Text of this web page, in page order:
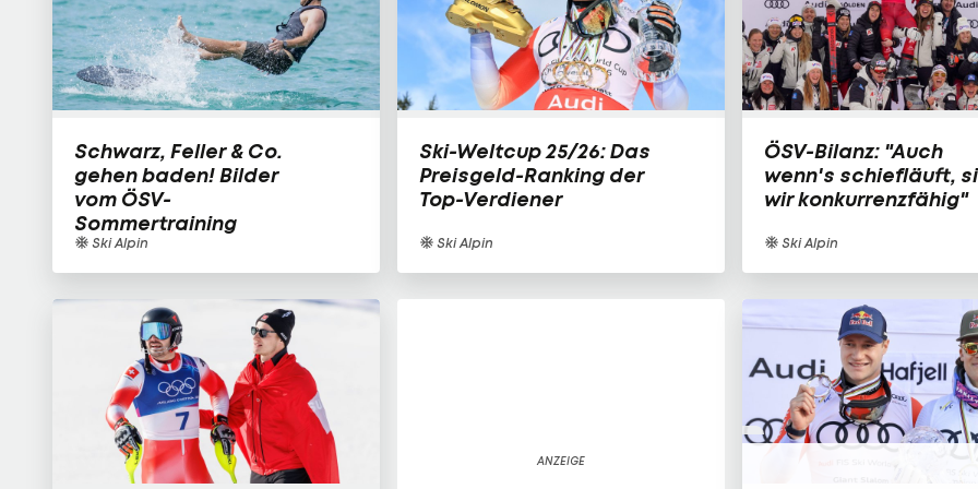
Schwarz, Feller & Co.
gehen baden! Bilder
vom ÖSV-
Sommertraining
Ski Alpin
Ski-Weltcup 25/26: Das
Preisgeld-Ranking der
Top-Verdiener
Ski Alpin
ÖSV-Bilanz: "Auch
wenn's schiefläuft,
wir konkurrenzfähig"
Ski Alpin